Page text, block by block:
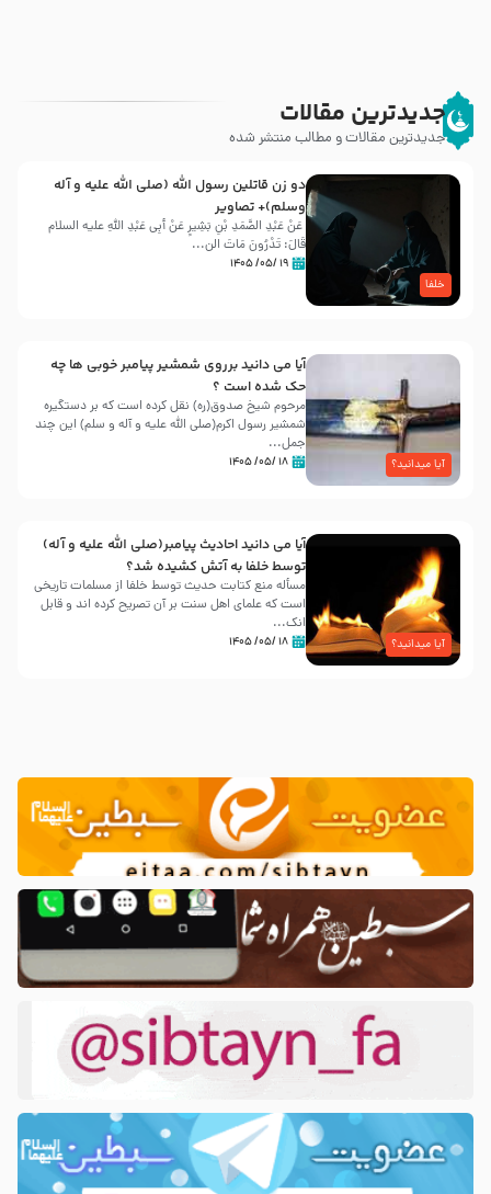
جدیدترین مقالات
جدیدترین مقالات و مطالب منتشر شده
خلفا
دو زن قاتلين رسول الله (صلى‌ الله‌ علیه‌ و آله‌
وسلم)+ تصاویر
عَنْ عَبْدِ الصَّمَدِ بْنِ بَشِیرٍ عَنْ أَبِی عَبْدِ اللَّهِ علیه السلام
قَالَ: تَدْرُونَ مَاتَ الن...
۱۹ /۰۵/ ۱۴۰۵
آیا میدانید؟
آیا می دانید برروی شمشیر پیامبر خوبی ها چه
حک شده است ؟
مرحوم شیخ صدوق(ره) نقل کرده است که بر دستگیره
شمشیر رسول اکرم(صلی الله علیه و آله و سلم) این چند
جمل...
۱۸ /۰۵/ ۱۴۰۵
آیا میدانید؟
آیا می دانید احادیث پیامبر(صلی الله علیه و آله)
توسط خلفا به آتش کشیده شد؟
مسأله منع کتابت حدیث توسط خلفا از مسلمات تاریخی
است که علمای اهل سنت بر آن تصریح کرده اند و قابل
انک...
۱۸ /۰۵/ ۱۴۰۵